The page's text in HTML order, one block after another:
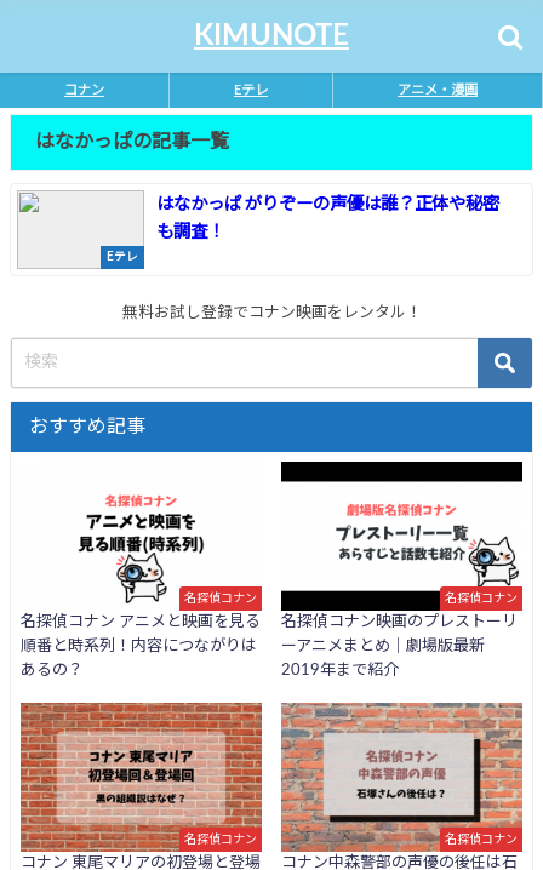
KIMUNOTE
コナン Eテレ アニメ・漫画
はなかっぱの記事一覧
Eテレ
はなかっぱ がりぞーの声優は誰？正体や秘密
も調査！
無料お試し登録でコナン映画をレンタル！
おすすめ記事
名探偵コナン
名探偵コナン アニメと映画を見る
順番と時系列！内容につながりは
あるの？
名探偵コナン
名探偵コナン映画のプレストーリ
ーアニメまとめ｜劇場版最新
2019年まで紹介
名探偵コナン
コナン 東尾マリアの初登場と登場
名探偵コナン
コナン中森警部の声優の後任は石